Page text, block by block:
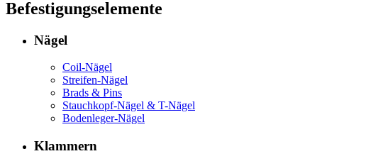
Befestigungselemente
Nägel
Coil-Nägel
Streifen-Nägel
Brads & Pins
Stauchkopf-Nägel & T-Nägel
Bodenleger-Nägel
Klammern